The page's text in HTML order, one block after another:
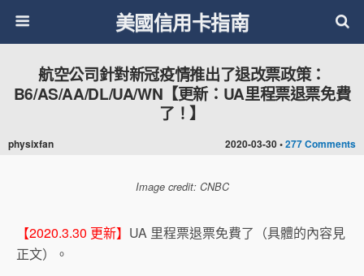
美國信用卡指南
2020-03-30 •277 Comments
航空公司針對新冠疫情推出了退改票政策：
B6/AS/AA/DL/UA/WN【更新：UA里程票退票免費
了！】
physixfan
Image credit: CNBC
【2020.3.30 更新】 UA 里程票退票免費了（具體的內容見
正文）。